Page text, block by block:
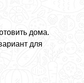
дома.
для